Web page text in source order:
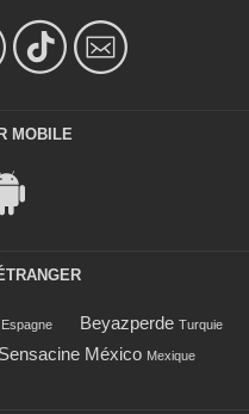
MOBILE
Espagne Beyazperde Turquie
Sensacine México Mexique